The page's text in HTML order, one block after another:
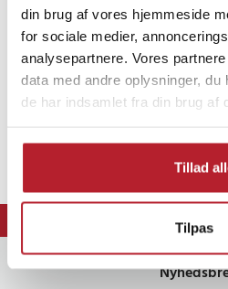
din brug af vores hjemmeside
for sociale medier,
analysepartnere. Vores
data med andre oplysninger, du
de har indsamlet fra din brug af
Tillad
Tilpas
⭐ 365 dages
⭐ Nem og sikker betaling